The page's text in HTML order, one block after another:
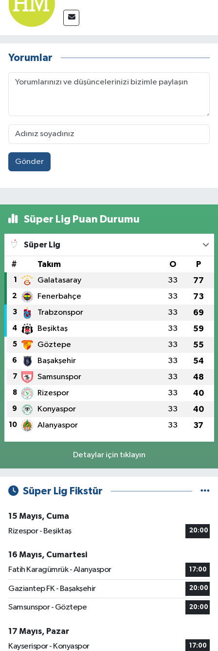
Yorumlar
Gönder
Süper Lig Puan Durumu
Süper Lig
# Takım O P
1 Galatasaray 33 77
2 Fenerbahçe 33 73
3 Trabzonspor 33 69
4 Beşiktaş 33 59
5 Göztepe 33 55
6 Başakşehir 33 54
7 Samsunspor 33 48
8 Rizespor 33 40
9 Konyaspor 33 40
10 Alanyaspor 33 37
Detaylar için tıklayın
Süper Lig Fikstür
15 Mayıs, Cuma
Rizespor - Beşiktaş
20:00
16 Mayıs, Cumartesi
Fatih Karagümrük - Alanyaspor
17:00
Gaziantep FK - Başakşehir 20:00
Samsunspor - Göztepe 20:00
17 Mayıs, Pazar
Kayserispor - Konyaspor
17:00